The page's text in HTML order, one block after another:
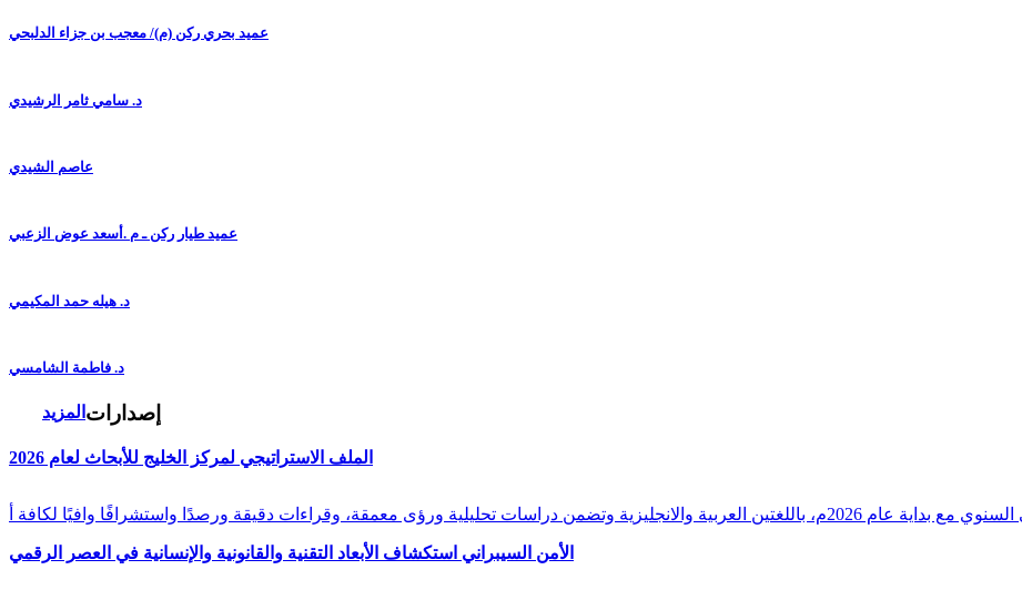
عميد بحري ركن (م)/ معجب بن جزاء الدلبحي
د. سامي ثامر الرشيدي
عاصم الشيدي
عميد طيار ركن ـ م .أسعد عوض الزعبي
د. هيله حمد المكيمي
د. فاطمة الشامسي
المزيد إصدارات
الملف الاستراتيجي لمركز الخليج للأبحاث لعام 2026
معمقة، وقراءات دقيقة ورصدًا واستشرافًا وافيًا لكافة أ
الأمن السيبراني استكشاف الأبعاد التقنية والقانونية والإنسانية في العصر الرقمي